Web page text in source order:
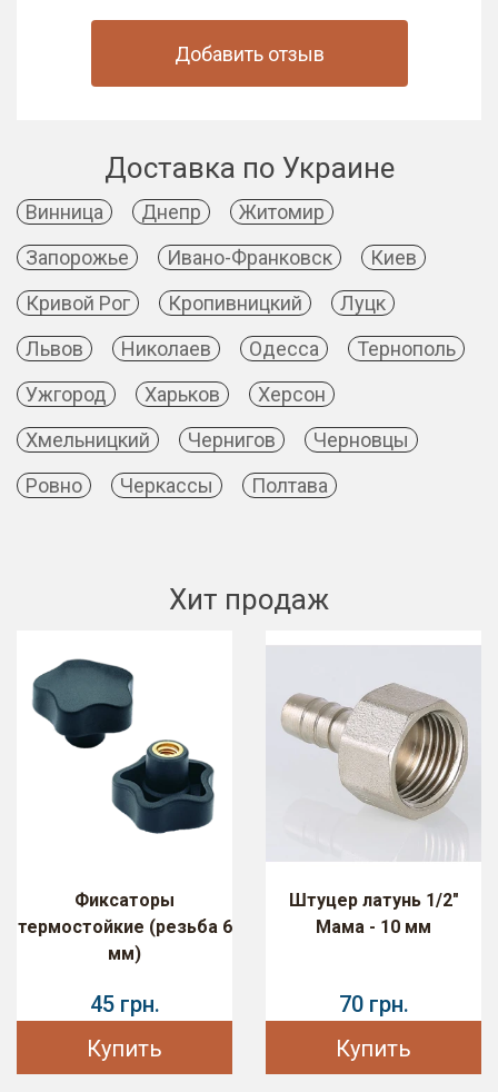
Добавить отзыв
Доставка по Украине
Винница Днепр
Житомир
Запорожье
Ивано-Франковск
Киев
Кривой Рог
Кропивницкий
Луцк
Львов
Николаев Одесса
Тернополь
Ужгород
Харьков
Херсон
Хмельницкий
Чернигов
Черновцы
Ровно
Черкассы Полтава
Хит продаж
Фиксаторы
термостойкие (резьба 6
мм)
45 грн.
Купить
Штуцер латунь 1/2"
Мама - 10 мм
70 грн.
Купить